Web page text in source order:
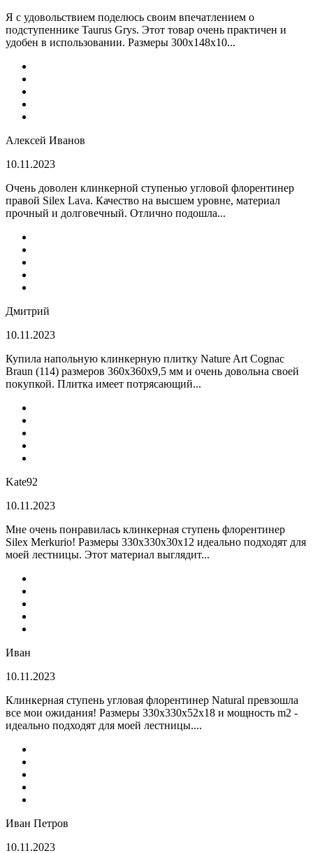
Я с удовольствием поделюсь своим впечатлением о
подступеннике Taurus Grys. Этот товар очень практичен и
удобен в использовании. Размеры 300х148х10...
Алексей Иванов
10.11.2023
Очень доволен клинкерной ступенью угловой флорентинер
правой Silex Lava. Качество на высшем уровне, материал
прочный и долговечный. Отлично подошла...
Дмитрий
10.11.2023
Купила напольную клинкерную плитку Nature Art Cognac
Braun (114) размеров 360x360x9,5 мм и очень довольна своей
покупкой. Плитка имеет потрясающий...
Kate92
10.11.2023
Мне очень понравилась клинкерная ступень флорентинер
Silex Merkurio! Размеры 330х330х30х12 идеально подходят для
моей лестницы. Этот материал выглядит...
Иван
10.11.2023
Клинкерная ступень угловая флорентинер Natural превзошла
все мои ожидания! Размеры 330х330х52х18 и мощность m2 -
идеально подходят для моей лестницы....
Иван Петров
10.11.2023